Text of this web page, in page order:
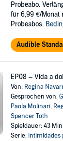
Probeabo.
für 6,99 €/Monat
Probeabos.
Audible
EP08 – Vida a
Von: Regina
Gesprochen von:
Paola Molinari,
Spencer Toth
Spieldauer: 43
Serie: Intimidades